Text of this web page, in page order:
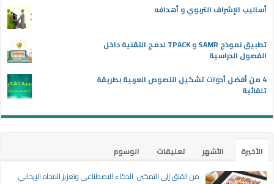
أساليب الإشراف التربوي و أهدافه
تطبيق نموذج SAMR و TPACK لدمج التقنية داخل
الفصول الدراسية
4 من أفضل أدوات تشكيل النصوص العربية بطريقة
تلقائية
الأخيرة الأشهر تعليقات
الوسوم
من القلق إلى التمكين: الذكاء الاصطناعي وتعزيز الاتجاه الإيجابي